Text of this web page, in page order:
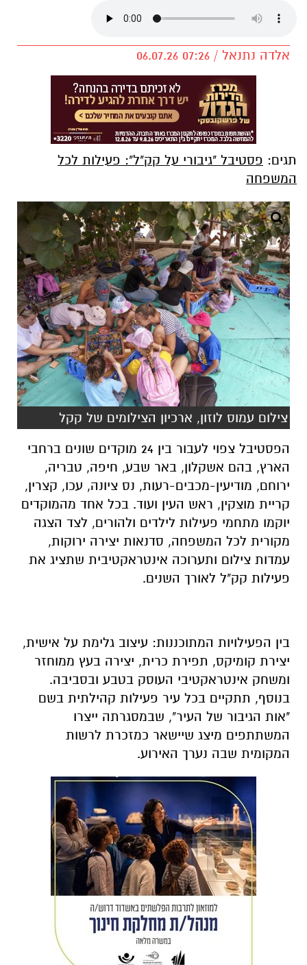
אלדה נתנאל / 07:26 06.07.26
תגים: פסטיבל "גיבורי על קק"ל": פעילות לכל
המשפחה
צילום עמוס לוזון, ארכיון הצילומים של קקל
הפסטיבל צפוי לעבור בין 24 מוקדים שונים ברחבי
הארץ, בהם אשקלון, באר שבע, חיפה, טבריה,
ירוחם, מודיעין-מכבים-רעות, נס ציונה, עכו, קצרין,
קריית מוצקין, ראש העין ועוד. בכל אחד מהמוקדים
יוקמו מתחמי פעילות לילדים ולהורים, לצד הצגה
מקורית לכל המשפחה, סדנאות יצירה ירוקות,
עמדות צילום ותערוכה אינטראקטיבית שתציג את
פעילות קק"ל לאורך השנים.
בין הפעילויות המתוכננות: עיצוב גלימת על אישית,
יצירת קומיקס, תפירת כרית, יצירה בעץ ממוחזר
ומשחק אינטראקטיבי העוסק בטבע ובסביבה.
בנוסף, תתקיים בכל עיר פעילות קהילתית בשם
"אות הגיבור של העיר", שבמסגרתה ייצרו
המשתתפים מיצג שיישאר כמזכרת לרשות
המקומית שבה נערך האירוע.